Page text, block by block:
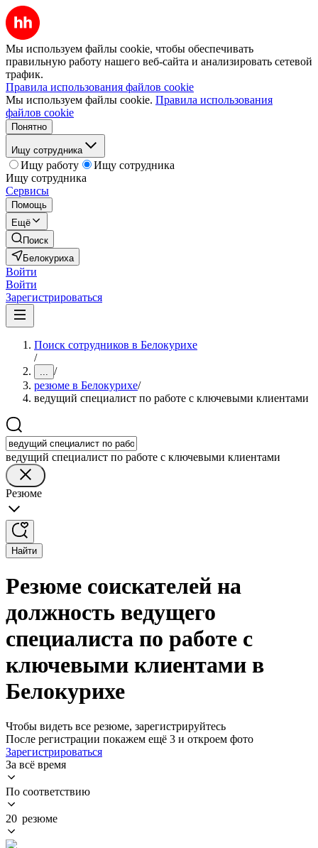
Мы используем файлы cookie, чтобы обеспечивать
правильную работу нашего веб-сайта и анализировать сетевой
трафик.
Правила использования файлов cookie
Мы используем файлы cookie. Правила использования
файлов cookie
Понятно
Ищу сотрудника
Ищу работу
Ищу сотрудника
Ищу сотрудника
Сервисы
Помощь
Ещё
Поиск
Белокуриха
Войти
Войти
Зарегистрироваться
Поиск сотрудников в Белокурихе
/
... /
резюме в Белокурихе/
ведущий специалист по работе с ключевыми клиентами
ведущий специалист по работе с ключевыми клиентами
Резюме
Найти
Резюме соискателей на
должность ведущего
специалиста по работе с
ключевыми клиентами в
Белокурихе
Чтобы видеть все резюме, зарегистрируйтесь
После регистрации покажем ещё 3 и откроем фото
Зарегистрироваться
За всё время
По соответствию
20 резюме